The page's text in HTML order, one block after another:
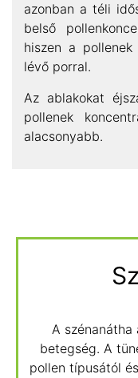
azonban a téli
belső
hiszen a
lévő porral.
Az ablakokat
pollenek
alacsonyabb.
A szénanátha
betegség. A
pollen típusától